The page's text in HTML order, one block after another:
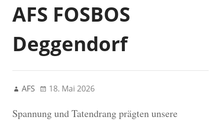
AFS FOSBOS
Deggendorf
AFS 18. Mai 2026
Spannung und Tatendrang prägten unsere